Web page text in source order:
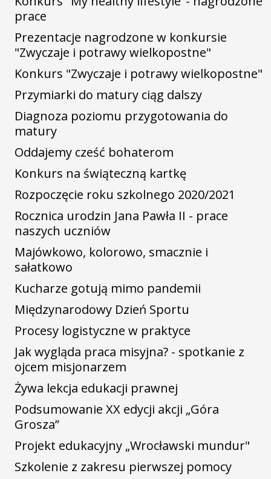
prace
Prezentacje nagrodzone w konkursie
"Zwyczaje i potrawy wielkopostne"
Konkurs "Zwyczaje i potrawy wielkopostne"
Przymiarki do matury ciąg dalszy
Diagnoza poziomu przygotowania do
matury
Oddajemy cześć bohaterom
Konkurs na świąteczną kartkę
Rozpoczęcie roku szkolnego 2020/2021
Rocznica urodzin Jana Pawła II - prace
naszych uczniów
Majówkowo, kolorowo, smacznie i
sałatkowo
Kucharze gotują mimo pandemii
Międzynarodowy Dzień Sportu
Procesy logistyczne w praktyce
Jak wygląda praca misyjna? - spotkanie z
ojcem misjonarzem
Żywa lekcja edukacji prawnej
Podsumowanie XX edycji akcji „Góra
Grosza”
Projekt edukacyjny „Wrocławski mundur"
Szkolenie z zakresu pierwszej pomocy